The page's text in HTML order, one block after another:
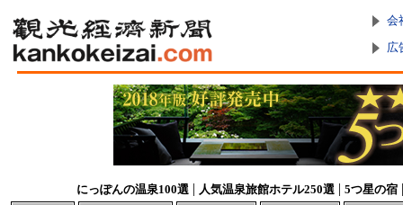
会
広
にっぽんの温泉100選 | 人気温泉旅館ホテル250選 | 5つ星の宿